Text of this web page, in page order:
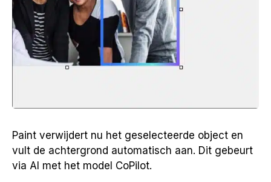
Paint verwijdert nu het geselecteerde object en
vult de achtergrond automatisch aan. Dit gebeurt
via AI met het model CoPilot.